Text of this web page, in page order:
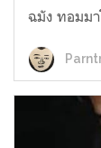
ฉมัง ทอมมา